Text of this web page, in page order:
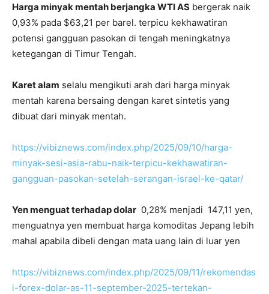
Harga minyak mentah berjangka WTI AS bergerak naik
0,93% pada $63,21 per barel. terpicu kekhawatiran
potensi gangguan pasokan di tengah meningkatnya
ketegangan di Timur Tengah.
Karet alam selalu mengikuti arah dari harga minyak
mentah karena bersaing dengan karet sintetis yang
dibuat dari minyak mentah.
https://vibiznews.com/index.php/2025/09/10/harga-
minyak-sesi-asia-rabu-naik-terpicu-kekhawatiran-
gangguan-pasokan-setelah-serangan-israel-ke-qatar/
Yen menguat terhadap dolar 0,28% menjadi 147,11 yen,
menguatnya yen membuat harga komoditas Jepang lebih
mahal apabila dibeli dengan mata uang lain di luar yen
https://vibiznews.com/index.php/2025/09/11/rekomendas
i-forex-dolar-as-11-september-2025-tertekan-